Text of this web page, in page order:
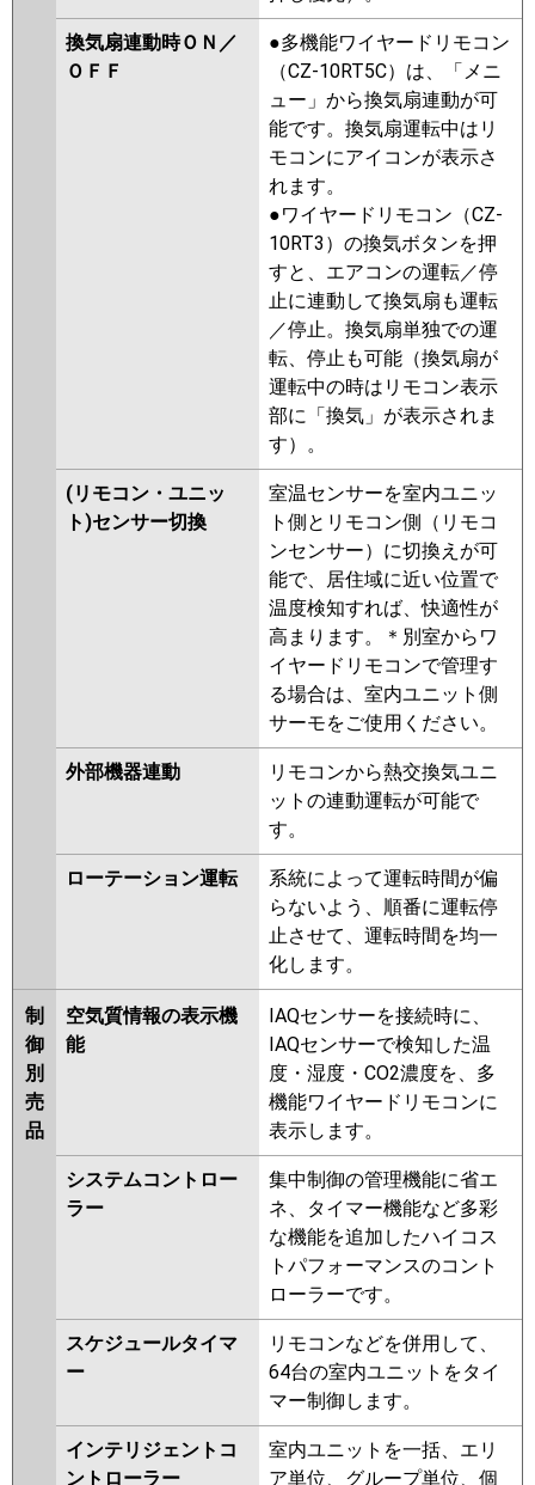
換気扇連動時ＯＮ／
ＯＦＦ
●多機能ワイヤードリモコン
（CZ-10RT5C）は、「メニ
ュー」から換気扇連動が可
能です。換気扇運転中はリ
モコンにアイコンが表示さ
れます。
●ワイヤードリモコン（CZ-
10RT3）の換気ボタンを押
すと、エアコンの運転／停
止に連動して換気扇も運転
／停止。換気扇単独での運
転、停止も可能（換気扇が
運転中の時はリモコン表示
部に「換気」が表示されま
す）。
(リモコン・ユニッ
ト)センサー切換
室温センサーを室内ユニッ
ト側とリモコン側（リモコ
ンセンサー）に切換えが可
能で、居住域に近い位置で
温度検知すれば、快適性が
高まります。＊別室からワ
イヤードリモコンで管理す
る場合は、室内ユニット側
サーモをご使用ください。
外部機器連動
リモコンから熱交換気ユニ
ットの連動運転が可能で
す。
ローテーション運転
系統によって運転時間が偏
らないよう、順番に運転停
止させて、運転時間を均一
化します。
制
御
別
売
品
空気質情報の表示機
能
IAQセンサーを接続時に、
IAQセンサーで検知した温
度・湿度・CO2濃度を、多
機能ワイヤードリモコンに
表示します。
システムコントロー
ラー
集中制御の管理機能に省エ
ネ、タイマー機能など多彩
な機能を追加したハイコス
トパフォーマンスのコント
ローラーです。
スケジュールタイマ
ー
リモコンなどを併用して、
64台の室内ユニットをタイ
マー制御します。
インテリジェントコ
ントローラー
室内ユニットを一括、エリ
ア単位、グループ単位、個